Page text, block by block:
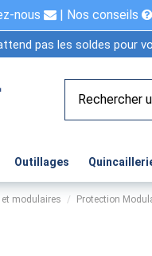
nous | Nos conseils
pas les soldes pour
Outillages
modulaires Protection